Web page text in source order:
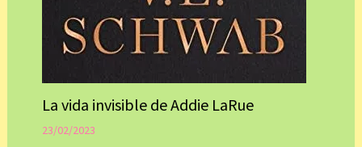
La vida invisible de Addie LaRue
23/02/2023